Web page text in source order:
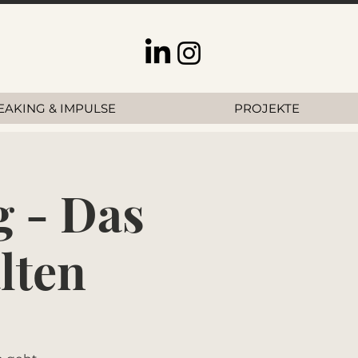
& IMPULSE PROJEKTE
- Das